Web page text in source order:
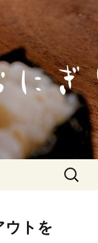
のブログ
ログページ
どを更新
検
ウトを